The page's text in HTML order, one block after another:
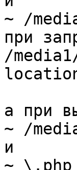
~ /
при
/
а при
~ /
и
~ \.php